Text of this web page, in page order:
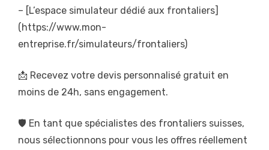
– [L’espace simulateur dédié aux frontaliers]
(https://www.mon-
entreprise.fr/simulateurs/frontaliers)
📩 Recevez votre devis personnalisé gratuit en
moins de 24h, sans engagement.
🛡️ En tant que spécialistes des frontaliers suisses,
nous sélectionnons pour vous les offres réellement